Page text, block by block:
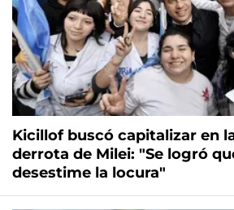
Kicillof buscó capitalizar en
derrota de Milei: "Se logró
desestime la locura"